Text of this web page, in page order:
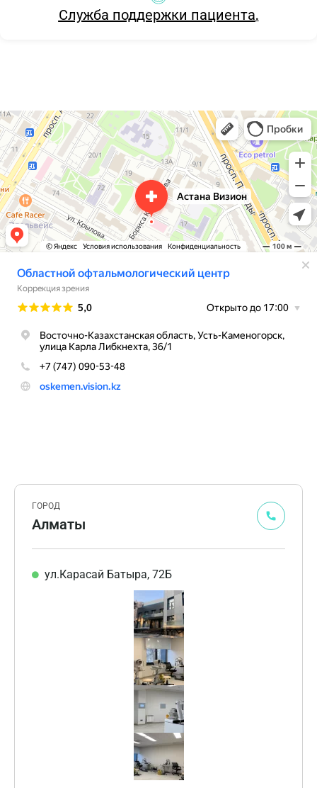
Служба поддержки пациента.
Областной офтальмологический центр
Коррекция зрения в Усть‑Каменогорске
Медцентр, клиника в Усть‑Каменогорске
ГОРОД
Алматы
ул.Карасай Батыра, 72Б